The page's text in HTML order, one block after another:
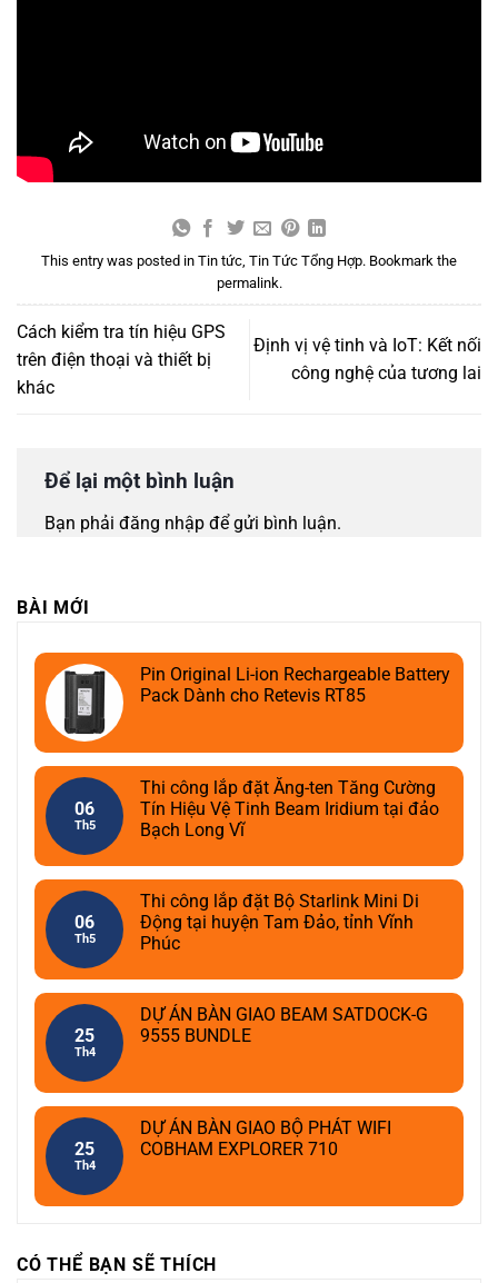
This entry was posted in Tin tức, Tin Tức Tổng Hợp. Bookmark the
permalink.
Cách kiểm tra tín hiệu GPS
trên điện thoại và thiết bị
khác
Định vị vệ tinh và IoT: Kết nối
công nghệ của tương lai
Để lại một bình luận
Bạn phải đăng nhập để gửi bình luận.
BÀI MỚI
Pin Original Li-ion Rechargeable Battery
Pack Dành cho Retevis RT85
06
Th5
Thi công lắp đặt Ăng-ten Tăng Cường
Tín Hiệu Vệ Tinh Beam Iridium tại đảo
Bạch Long Vĩ
06
Th5
Thi công lắp đặt Bộ Starlink Mini Di
Động tại huyện Tam Đảo, tỉnh Vĩnh
Phúc
25
Th4
DỰ ÁN BÀN GIAO BEAM SATDOCK-G
9555 BUNDLE
25
Th4
DỰ ÁN BÀN GIAO BỘ PHÁT WIFI
COBHAM EXPLORER 710
CÓ THỂ BẠN SẼ THÍCH